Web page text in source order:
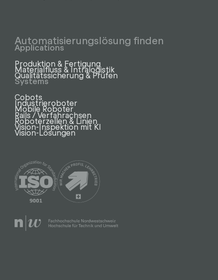
Automatisierungslösung finden
Applications
Produktion & Fertigung
Materialfluss & Intralogistik
Qualitätssicherung & Prüfen
Systems
Cobots
Industrieroboter
Mobile Roboter
Rails / Verfahrachsen
Roboterzellen & Linien
Vision-Inspektion mit KI
Vision-Lösungen